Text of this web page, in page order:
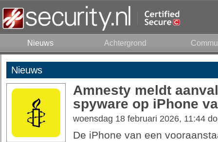
Nieuws Achtergrond
Nieuws
Amnesty meldt
spyware op iPhone
woensdag 18 februari 2026, 11:44
De iPhone van een